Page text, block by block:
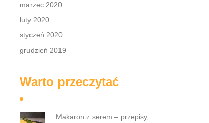
marzec 2020
luty 2020
styczeń 2020
grudzień 2019
Warto przeczytać
Makaron z serem – przepisy,